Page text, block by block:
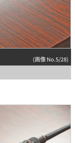
(画像 No.5/28)